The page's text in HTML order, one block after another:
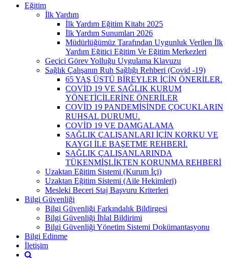
Eğitim
İlk Yardım
İlk Yardım Eğitim Kitabı 2025
İlk Yardım Sunumları 2026
Müdürlüğümüz Tarafından Uygunluk Verilen İlk
Yardım Eğitici Eğitim Ve Eğitim Merkezleri
Geçici Görev Yolluğu Uygulama Klavuzu
Sağlık Çalışanın Ruh Sağlığı Rehberi (Covid -19)
65 YAŞ ÜSTÜ BİREYLER İÇİN ÖNERİLER.
COVİD 19 VE SAĞLIK KURUM
YÖNETİCİLERİNE ÖNERİLER
COVİD 19 PANDEMİSİNDE ÇOCUKLARIN
RUHSAL DURUMU.
COVİD 19 VE DAMGALAMA
SAĞLIK ÇALIŞANLARI İÇİN KORKU VE
KAYGI İLE BAŞETME REHBERİ.
SAĞLIK ÇALIŞANLARINDA
TÜKENMİŞLİKTEN KORUNMA REHBERİ
Uzaktan Eğitim Sistemi (Kurum İçi)
Uzaktan Eğitim Sistemi (Aile Hekimleri)
Mesleki Beceri Staj Başvuru Kriterleri
Bilgi Güvenliği
Bilgi Güvenliği Farkındalık Bildirgesi
Bilgi Güvenliği İhlal Bildirimi
Bilgi Güvenliği Yönetim Sistemi Dokümantasyonu
Bilgi Edinme
İletişim